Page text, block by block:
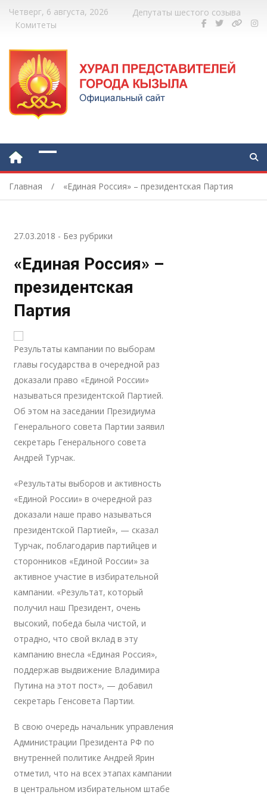
Четверг, 6 августа, 2026
Депутаты шестого созыва
Комитеты
Главная «Единая Россия» – президентская Партия
27.03.2018 - Без рубрики
«Единая Россия» –
президентская
Партия
Результаты кампании по выборам
главы государства в очередной раз
доказали право «Единой России»
называться президентской Партией.
Об этом на заседании Президиума
Генерального совета Партии заявил
секретарь Генерального совета
Андрей Турчак.
«Результаты выборов и активность
«Единой России» в очередной раз
доказали наше право называться
президентской Партией», — сказал
Турчак, поблагодарив партийцев и
сторонников «Единой России» за
активное участие в избирательной
кампании. «Результат, который
получил наш Президент, очень
высокий, победа была чистой, и
отрадно, что свой вклад в эту
кампанию внесла «Единая Россия»,
поддержав выдвижение Владимира
Путина на этот пост», — добавил
секретарь Генсовета Партии.
В свою очередь начальник управления
Администрации Президента РФ по
внутренней политике Андрей Ярин
отметил, что на всех этапах кампании
в центральном избирательном штабе